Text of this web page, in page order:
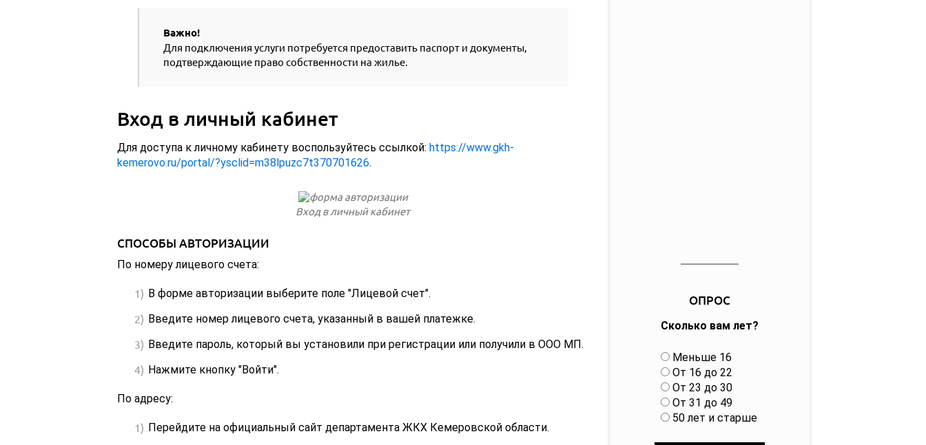
Важно!
Для подключения услуги потребуется предоставить паспорт и документы,
подтверждающие право собственности на жилье.
Вход в личный кабинет
Для доступа к личному кабинету воспользуйтесь ссылкой: https://www.gkh-
kemerovo.ru/portal/?ysclid=m38lpuzc7t370701626.
Вход в личный кабинет
СПОСОБЫ АВТОРИЗАЦИИ
По номеру лицевого счета:
В форме авторизации выберите поле "Лицевой счет".
Введите номер лицевого счета, указанный в вашей платежке.
Введите пароль, который вы установили при регистрации или получили в ООО МП.
Нажмите кнопку "Войти".
По адресу:
Перейдите на официальный сайт департамента ЖКХ Кемеровской области.
ОПРОС
Сколько вам лет?
В
а
р
и
а
Меньше 16
От 16 до 22
От 23 до 30
От 31 до 49
50 лет и старше